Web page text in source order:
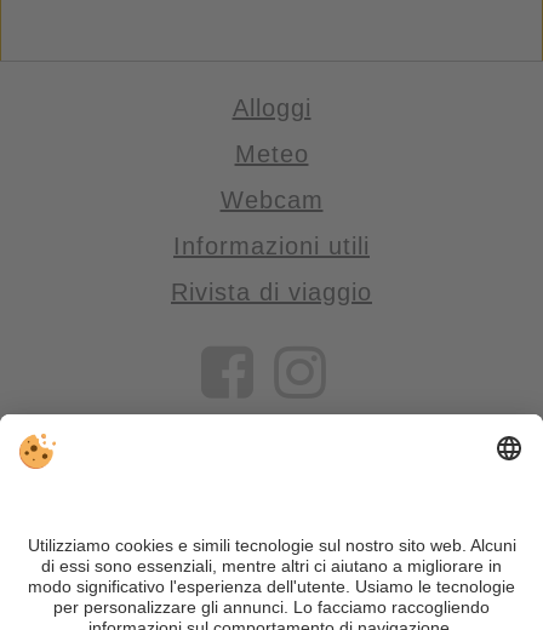
Alloggi
Meteo
Webcam
Informazioni utili
Rivista di viaggio
VIVOSüdtirol è il portale di viaggio per chi desidera vivere il
Trentino Alto Adige davvero – con consigli autentici, alloggi e
offerte su misura.